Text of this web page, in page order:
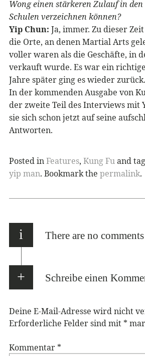
Wong einen stärkeren Zulauf in
Schulen verzeichnen können?
Yip Chun: Ja, immer. Zu dieser
die Orte, an denen Martial Arts
voller waren als die Geschäfte, in
verkauft wurde. Es war ein
Jahre später ging es wieder zurück.
In der kommenden Ausgabe von
der zweite Teil des Interviews mit
sie sich schon jetzt auf seine
Antworten.
Posted inFeatures, Kung Fuand
yip man. Bookmark the permalink.
i There are no comments
Schreibe einen
Deine E-Mail-Adresse wird nicht
Erforderliche Felder sind mit *
Kommentar *